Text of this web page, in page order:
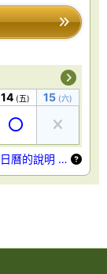
14 (五) 15 (六)
日曆的說明 …